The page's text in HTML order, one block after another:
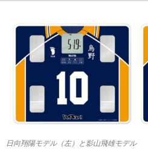
日向翔陽モデル（左）と影山飛雄モデル